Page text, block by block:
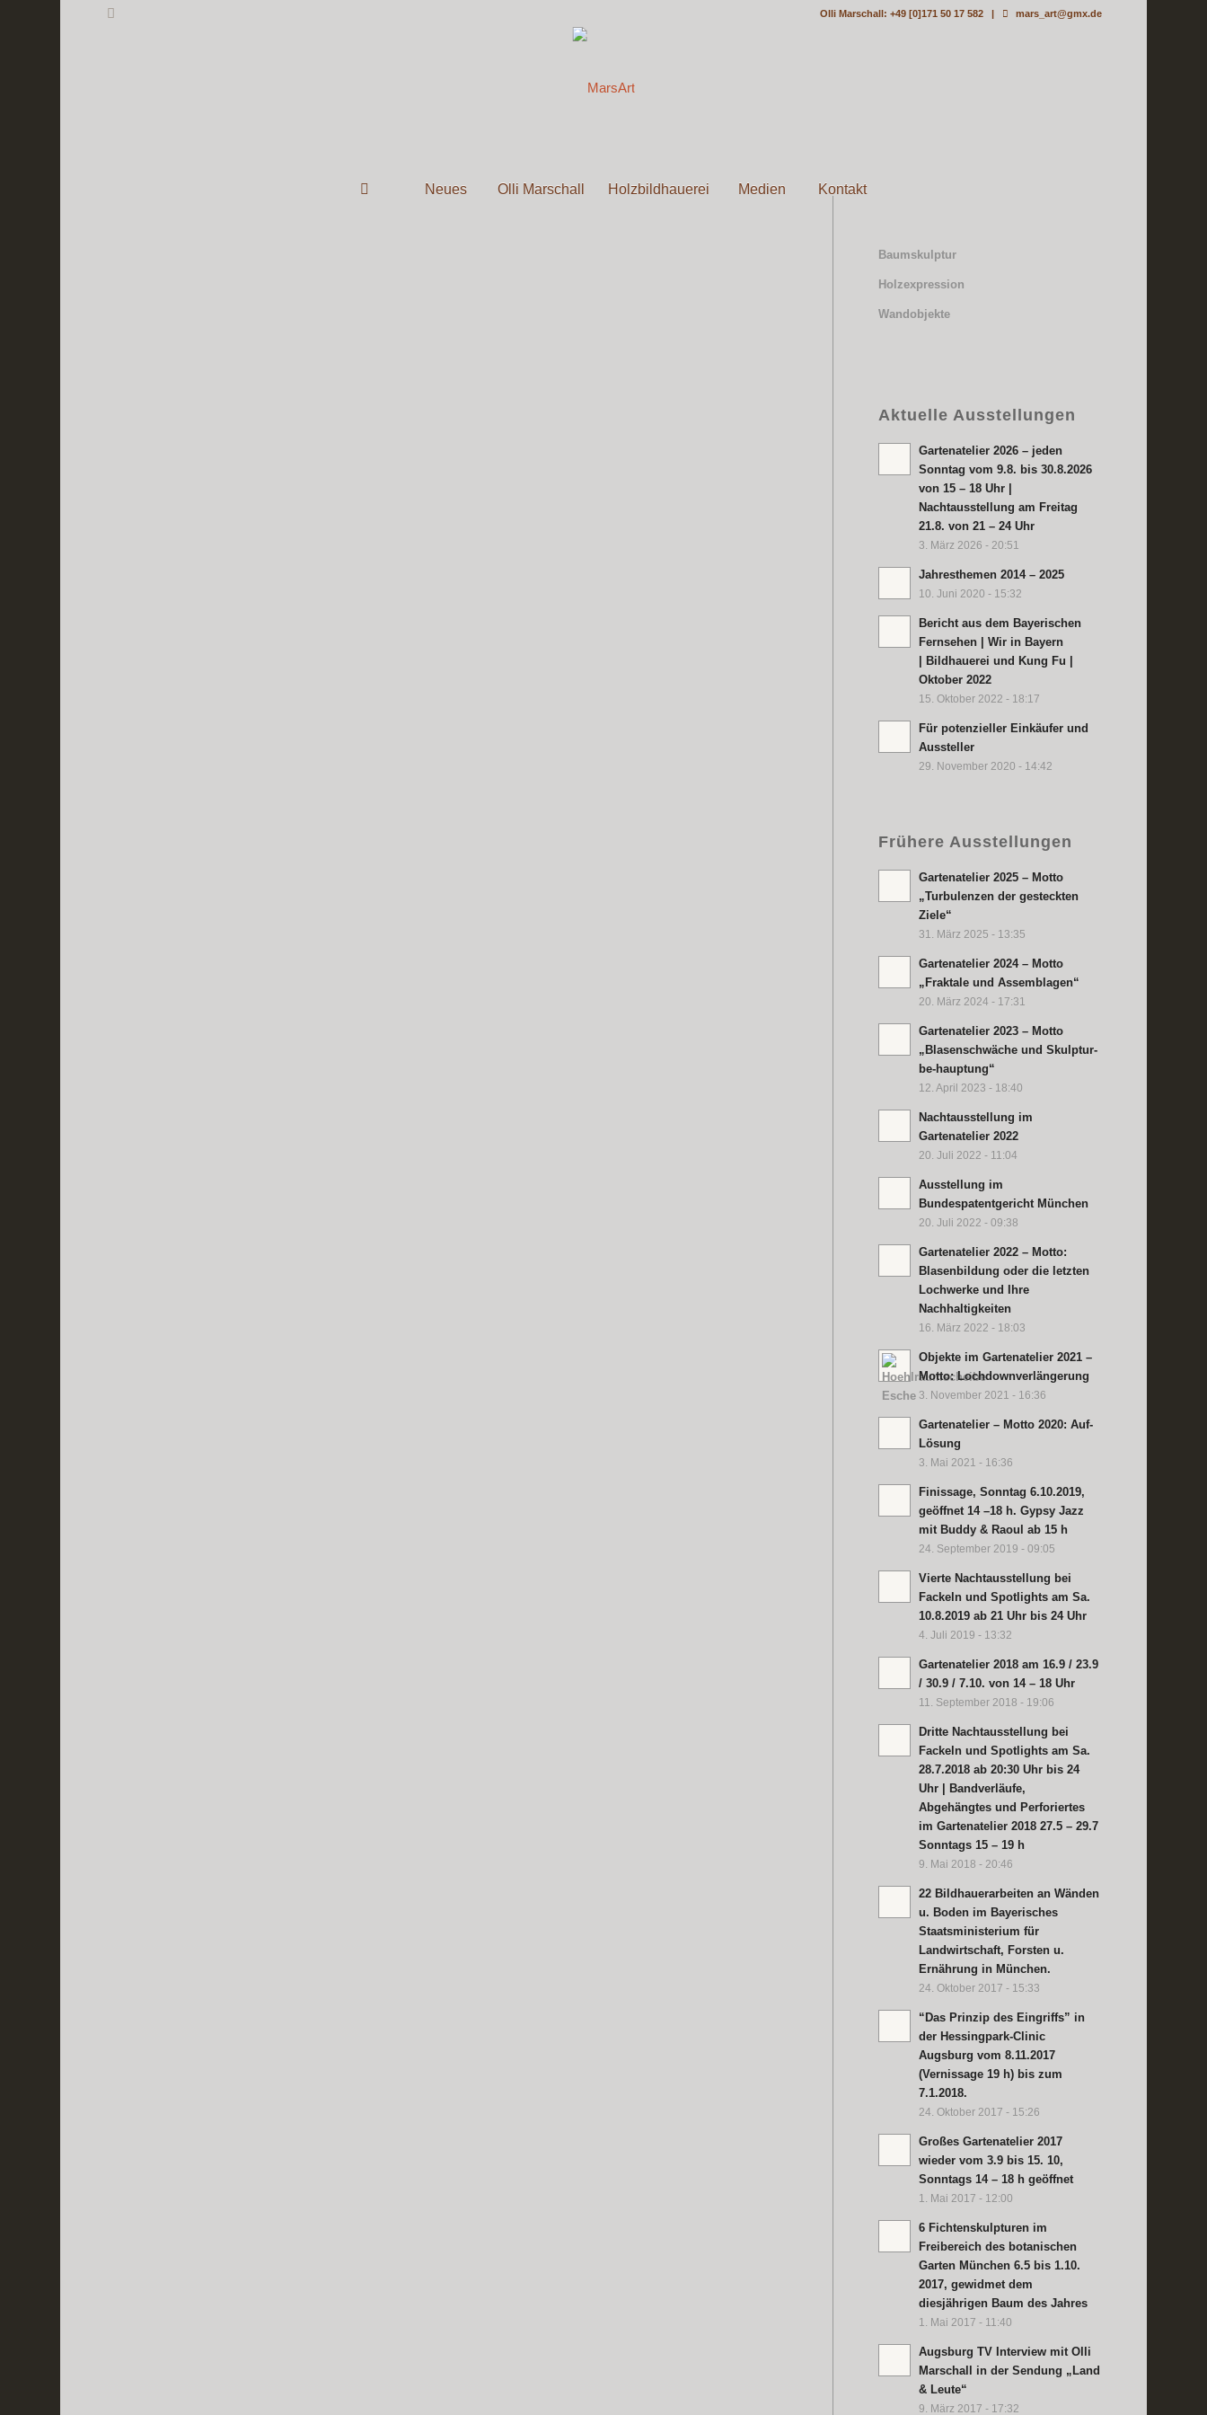
Olli Marschall: +49 [0]171 50 17 582 | mars_art@gmx.de
Neues Olli Marschall Holzbildhauerei Medien Kontakt
Baumskulptur
Holzexpression
Wandobjekte
Aktuelle Ausstellungen
Gartenatelier 2026 – jeden
Sonntag vom 9.8. bis 30.8.2026
von 15 – 18 Uhr |
Nachtausstellung am Freitag
21.8. von 21 – 24 Uhr
3. März 2026 - 20:51
Jahresthemen 2014 – 2025
10. Juni 2020 - 15:32
Bericht aus dem Bayerischen
Fernsehen | Wir in Bayern
| Bildhauerei und Kung Fu |
Oktober 2022
15. Oktober 2022 - 18:17
Für potenzieller Einkäufer und
Aussteller
29. November 2020 - 14:42
Frühere Ausstellungen
Gartenatelier 2025 – Motto
„Turbulenzen der gesteckten
Ziele“
31. März 2025 - 13:35
Gartenatelier 2024 – Motto
„Fraktale und Assemblagen“
20. März 2024 - 17:31
Gartenatelier 2023 – Motto
„Blasenschwäche und Skulptur-
be-hauptung“
12. April 2023 - 18:40
Nachtausstellung im
Gartenatelier 2022
20. Juli 2022 - 11:04
Ausstellung im
Bundespatentgericht München
20. Juli 2022 - 09:38
Gartenatelier 2022 – Motto:
Blasenbildung oder die letzten
Lochwerke und Ihre
Nachhaltigkeiten
16. März 2022 - 18:03
Objekte im Gartenatelier 2021 –
Motto: Lochdownverlängerung
3. November 2021 - 16:36
Gartenatelier – Motto 2020: Auf-
Lösung
3. Mai 2021 - 16:36
Finissage, Sonntag 6.10.2019,
geöffnet 14 –18 h. Gypsy Jazz
mit Buddy & Raoul ab 15 h
24. September 2019 - 09:05
Vierte Nachtausstellung bei
Fackeln und Spotlights am Sa.
10.8.2019 ab 21 Uhr bis 24 Uhr
4. Juli 2019 - 13:32
Gartenatelier 2018 am 16.9 / 23.9
/ 30.9 / 7.10. von 14 – 18 Uhr
11. September 2018 - 19:06
Dritte Nachtausstellung bei
Fackeln und Spotlights am Sa.
28.7.2018 ab 20:30 Uhr bis 24
Uhr | Bandverläufe,
Abgehängtes und Perforiertes
im Gartenatelier 2018 27.5 – 29.7
Sonntags 15 – 19 h
9. Mai 2018 - 20:46
22 Bildhauerarbeiten an Wänden
u. Boden im Bayerisches
Staatsministerium für
Landwirtschaft, Forsten u.
Ernährung in München.
24. Oktober 2017 - 15:33
“Das Prinzip des Eingriffs” in
der Hessingpark-Clinic
Augsburg vom 8.11.2017
(Vernissage 19 h) bis zum
7.1.2018.
24. Oktober 2017 - 15:26
Großes Gartenatelier 2017
wieder vom 3.9 bis 15. 10,
Sonntags 14 – 18 h geöffnet
1. Mai 2017 - 12:00
6 Fichtenskulpturen im
Freibereich des botanischen
Garten München 6.5 bis 1.10.
2017, gewidmet dem
diesjährigen Baum des Jahres
1. Mai 2017 - 11:40
Augsburg TV Interview mit Olli
Marschall in der Sendung „Land
& Leute“
9. März 2017 - 17:32